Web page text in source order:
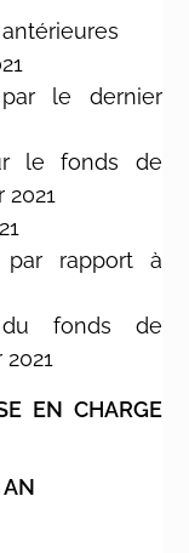
par le dernier
le fonds de
par rapport à
fonds de
EN CHARGE
AN